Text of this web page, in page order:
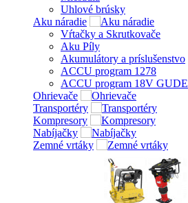
Uhlové brúsky
Aku náradie
Vŕtačky a Skrutkovače
Aku Píly
Akumulátory a príslušenstvo
ACCU program 1278
ACCU program 18V GUDE
Ohrievače
Transportéry
Kompresory
Nabíjačky
Zemné vrtáky